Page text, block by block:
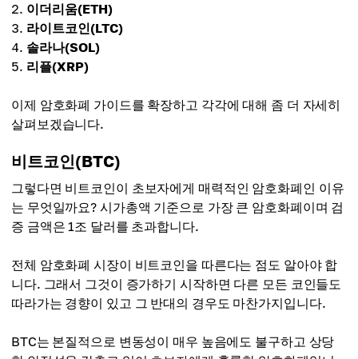
이더리움(ETH)
라이트코인(LTC)
솔라나(SOL)
리플(XRP)
이제 암호화폐 가이드를 확장하고 각각에 대해 좀 더 자세히
살펴보겠습니다.
비트코인(BTC)
그렇다면 비트코인이 초보자에게 매력적인 암호화폐인 이유
는 무엇일까요? 시가총액 기준으로 가장 큰 암호화폐이며 검
증 금액은 1조 달러를 초과합니다.
전체 암호화폐 시장이 비트코인을 따른다는 점도 알아야 합
니다. 그래서 그것이 증가하기 시작하면 다른 모든 코인들도
따라가는 경향이 있고 그 반대의 경우도 마찬가지입니다.
BTC는 본질적으로 변동성이 매우 높음에도 불구하고 상당